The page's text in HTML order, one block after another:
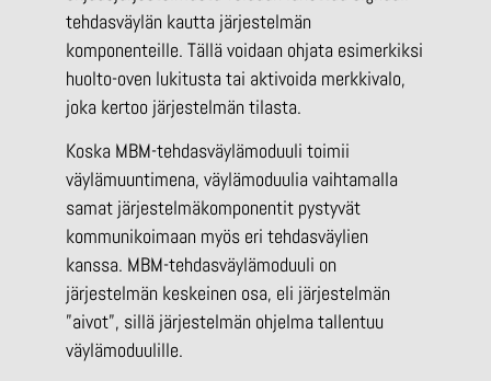
tehdasväylän kautta järjestelmän
komponenteille. Tällä voidaan ohjata esimerkiksi
huolto-oven lukitusta tai aktivoida merkkivalo,
joka kertoo järjestelmän tilasta.
Koska MBM-tehdasväylämoduuli toimii
väylämuuntimena, väylämoduulia vaihtamalla
samat järjestelmäkomponentit pystyvät
kommunikoimaan myös eri tehdasväylien
kanssa. MBM-tehdasväylämoduuli on
järjestelmän keskeinen osa, eli järjestelmän
”aivot”, sillä järjestelmän ohjelma tallentuu
väylämoduulille.